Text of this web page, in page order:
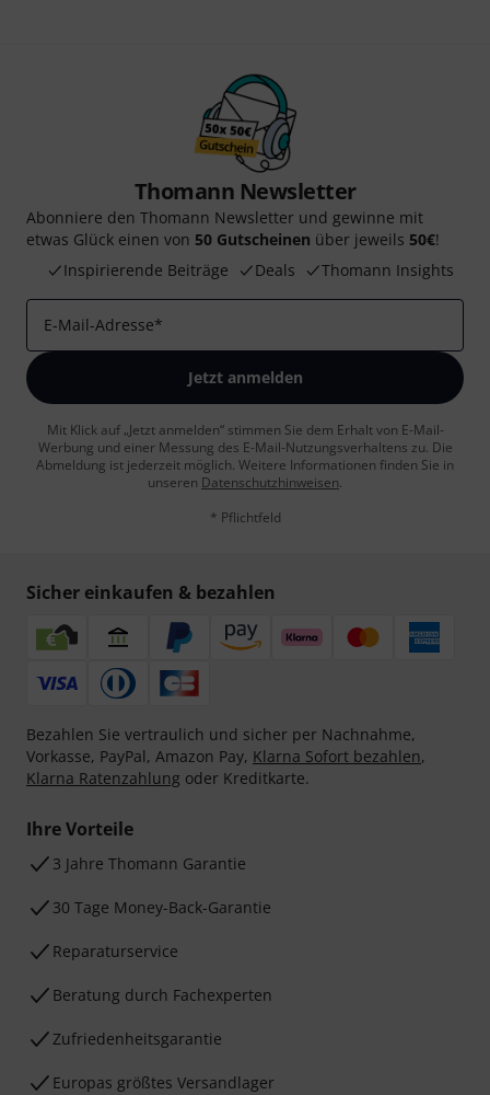
Thomann Newsletter
Abonniere den Thomann Newsletter und gewinne mit
etwas Glück einen von 50 Gutscheinen über jeweils 50€!
Inspirierende Beiträge
Deals Thomann Insights
E-Mail-Adresse*
Jetzt anmelden
Mit Klick auf „Jetzt anmelden“ stimmen Sie dem Erhalt von E-Mail-
Werbung und einer Messung des E-Mail-Nutzungsverhaltens zu. Die
Abmeldung ist jederzeit möglich. Weitere Informationen finden Sie in
unseren Datenschutzhinweisen.
* Pflichtfeld
Sicher einkaufen & bezahlen
Bezahlen Sie vertraulich und sicher per Nachnahme,
Vorkasse, PayPal, Amazon Pay, Klarna Sofort bezahlen,
Klarna Ratenzahlung oder Kreditkarte.
Ihre Vorteile
3 Jahre Thomann Garantie
30 Tage Money-Back-Garantie
Reparaturservice
Beratung durch Fachexperten
Zufriedenheitsgarantie
Europas größtes Versandlager